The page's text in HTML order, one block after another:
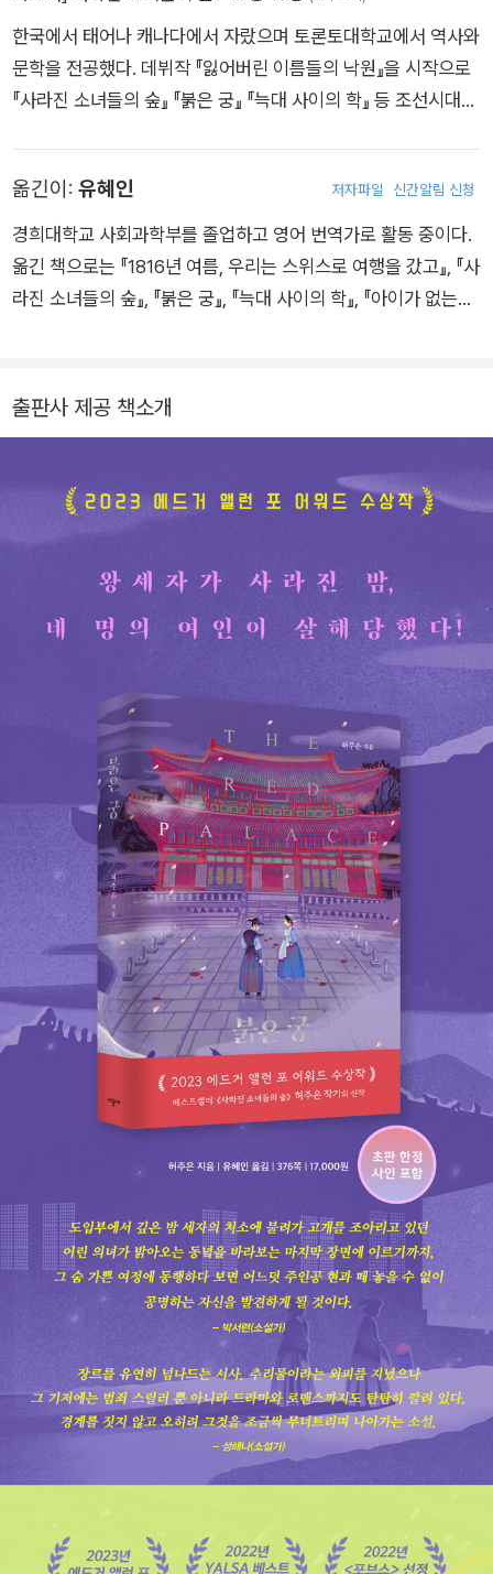
한국에서 태어나 캐나다에서 자랐으며 토론토대학교에서 역사와
문학을 전공했다. 데뷔작 『잃어버린 이름들의 낙원』을 시작으로
『사라진 소녀들의 숲』 『붉은 궁』 『늑대 사이의 학』 등 조선시대를
탄탄한 서사 속에 치밀한 미스터리 장치를 가미한 필력으로 세계
무대에 먼저 이름을 알렸고 2023년 추리문학계에서 최고 권위
를 인정받는 에드거 앨런 포 상을 수상했다. 또한 2022년 포브스
선정 가장 기대되는 작가, 2022년 화이트 파인 어워드 최종 후보
미국도서관협회(ALA)와 청소년도서관조합( JLG) 추천 도서로
으며, 2020 프리먼 어워드, ABA 인디 베스트셀러에 이름을 올렸
다. 현재 토론토에서 남편과 두 자녀와 함께 살면서 금서를 필사
하는 여성의 이야기를 다룬 차기작을 준비 중이다. 인스타그램 @
junehwrites 홈페이지 junehur.com
옮긴이: 유혜인 저자파일 신간알림 신청
경희대학교 사회과학부를 졸업하고 영어 번역가로 활동 중이다.
옮긴 책으로는 『1816년 여름, 우리는 스위스로 여행을 갔고』, 『사
라진 소녀들의 숲』, 『붉은 궁』, 『늑대 사이의 학』, 『아이가 없는
크 우드』, 『우먼 인 캐빈 10』, 『위선자들』, 『악연』 등이 있다.
출판사 제공 책소개